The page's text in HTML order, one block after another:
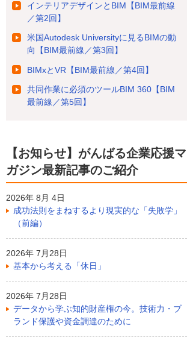
インテリアデザインとBIM【BIM最前線
／第2回】
米国Autodesk Universityに見るBIMの動
向【BIM最前線／第3回】
BIMxとVR【BIM最前線／第4回】
共同作業に必須のツールBIM 360【BIM
最前線／第5回】
【お知らせ】がんばる企業応援マ
ガジン最新記事のご紹介
2026年 8月 4日
成功法則をまねするより現実的な「失敗学」
（前編）
2026年 7月28日
基本から考える「休日」
2026年 7月28日
データから学ぶ知的財産権の今。技術力・ブ
ランド保護や資金調達のために